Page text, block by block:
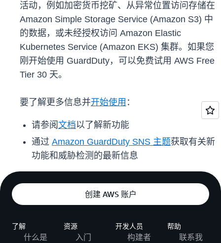
活动，例如加密货币挖矿、从异常位置访问存储在
Amazon Simple Storage Service (Amazon S3) 中
的数据，或未经授权访问 Amazon Elastic
Kubernetes Service (Amazon EKS) 集群。如果您
刚开始使用 GuardDuty，可以免费试用 AWS Free
Tier 30 天。
要了解更多信息并开始使用 ：
请参阅 文档以了解新功能
通过 Amazon GuardDuty SNS 主题获取有关新
功能和威胁检测的最新信息
创建 AWS 账户
了解
什么是
资源
入门
开发人员
构建者
帮助
联系我